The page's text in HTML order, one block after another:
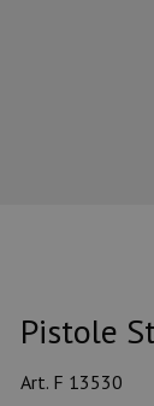
Pistole
Art. F 13530